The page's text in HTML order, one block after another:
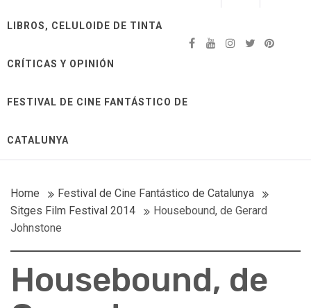
LIBROS, CELULOIDE DE TINTA
CRÍTICAS Y OPINIÓN
FESTIVAL DE CINE FANTÁSTICO DE
CATALUNYA
Home
Festival de Cine Fantástico de Catalunya
Sitges Film Festival 2014
Housebound, de Gerard
Johnstone
Housebound, de